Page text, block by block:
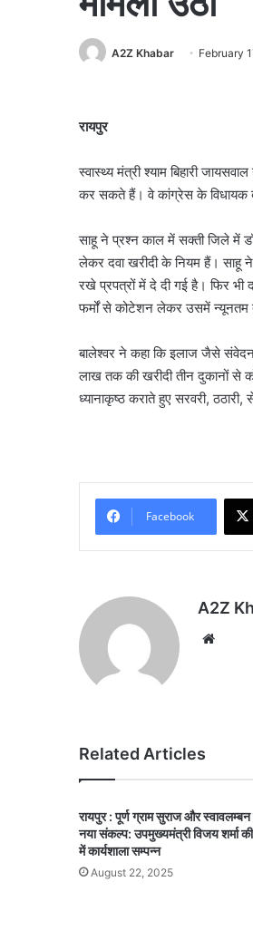
A2Z Khabar February
रायपुर
स्वास्थ्य मंत्री श्याम बिहारी
कर सकते हैं। वे कांग्रेस के विधायक
साहू ने प्रश्न काल में सक्ती जिले में
लेकर दवा खरीदी के नियम हैं। साहू
रखे प्रपत्रों में दे दी गई है। फिर
फर्मों से कोटेशन लेकर उसमें न्यूनतम
बालेश्वर ने कहा कि इलाज जैसे
लाख तक की खरीदी तीन दुकानों से
ध्यानाकृष्ठ कराते हुए सरवरी,
Facebook
A2Z
Related Articles
रायपुर : पूर्ण ग्राम सुराज और स्वावलम्बन
नया संकल्प: उपमुख्यमंत्री विजय शर्मा
में कार्यशाला सम्पन्न
August 22, 2025